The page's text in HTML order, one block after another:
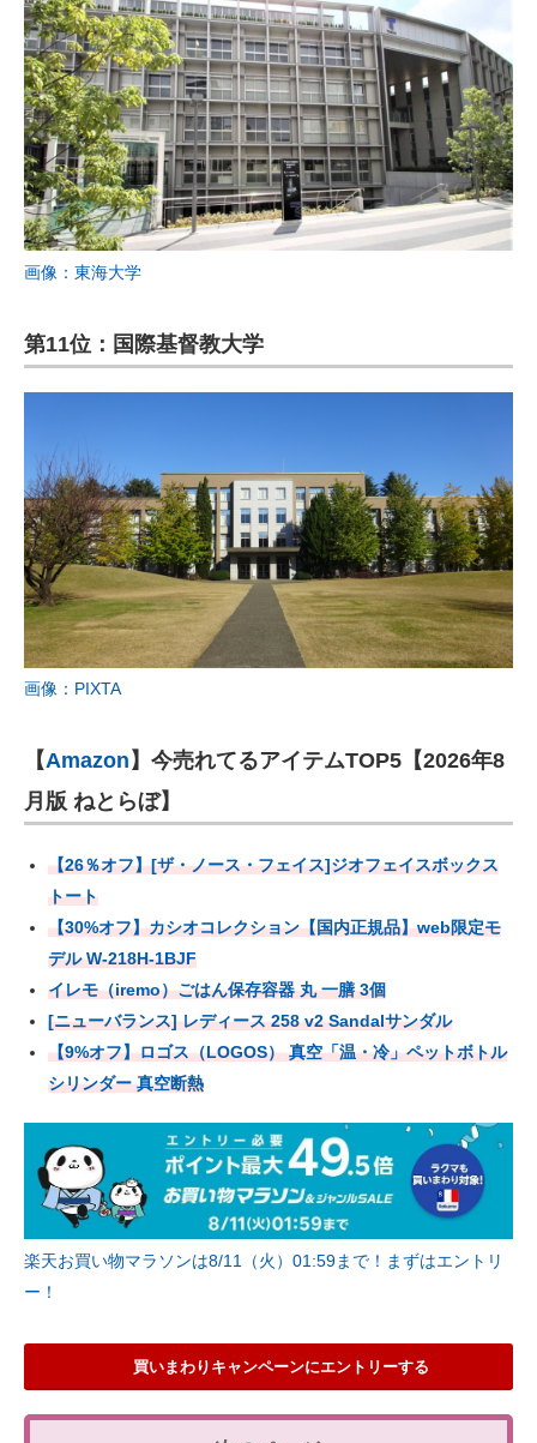
画像：東海大学
第11位：国際基督教大学
画像：PIXTA
【Amazon 】今売れてるアイテムTOP5【2026年8
月版 ねとらぼ】
【26％オフ】[ザ・ノース・フェイス]ジオフェイスボックス
トート
【30%オフ】カシオコレクション【国内正規品】web限定モ
デル W-218H-1BJF
イレモ（iremo）ごはん保存容器 丸 一膳 3個
[ニューバランス] レディース 258 v2 Sandalサンダル
【9%オフ】ロゴス（LOGOS） 真空「温・冷」ペットボトル
シリンダー 真空断熱
楽天お買い物マラソンは8/11（火）01:59まで！まずはエントリ
ー！
買いまわりキャンペーンにエントリーする